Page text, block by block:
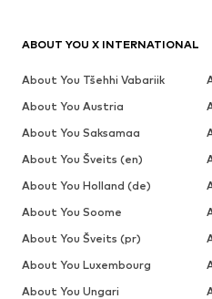
ABOUT YOU X INTERNATIONAL
About You Tšehhi Vabariik
About You Austria
About You Saksamaa
About You Šveits (en)
About You Holland (de)
About You Soome
About You Šveits (pr)
About You Luxembourg
About You Ungari